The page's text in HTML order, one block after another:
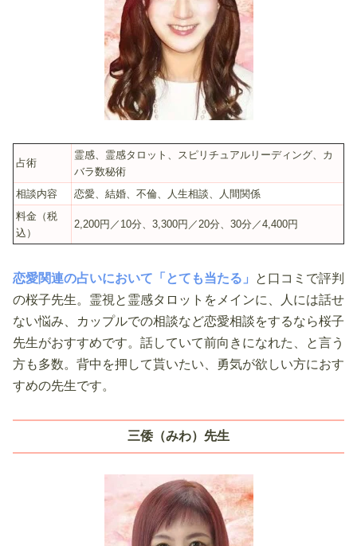
占術
霊感、霊感タロット、スピリチュアルリーディング、カ
バラ数秘術
相談内容
恋愛、結婚、不倫、人生相談、人間関係
料金（税
込）
2,200円／10分、3,300円／20分、30分／4,400円
恋愛関連の占いにおいて「とても当たる」
と口コミで評判
の桜子先生。霊視と霊感タロットをメインに、人には話せ
ない悩み、カップルでの相談など恋愛相談をするなら桜子
先生がおすすめです。話していて前向きになれた、と言う
方も多数。背中を押して貰いたい、勇気が欲しい方におす
すめの先生です。
三倭（みわ）先生